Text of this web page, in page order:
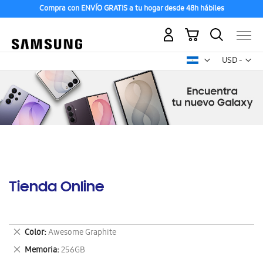
Compra con ENVÍO GRATIS a tu hogar desde 48h hábiles
USD -
dólar
Mi carrito
Tienda Online
Color Awesome Graphite
Eliminar
este
artículo
Memoria 256GB
Eliminar